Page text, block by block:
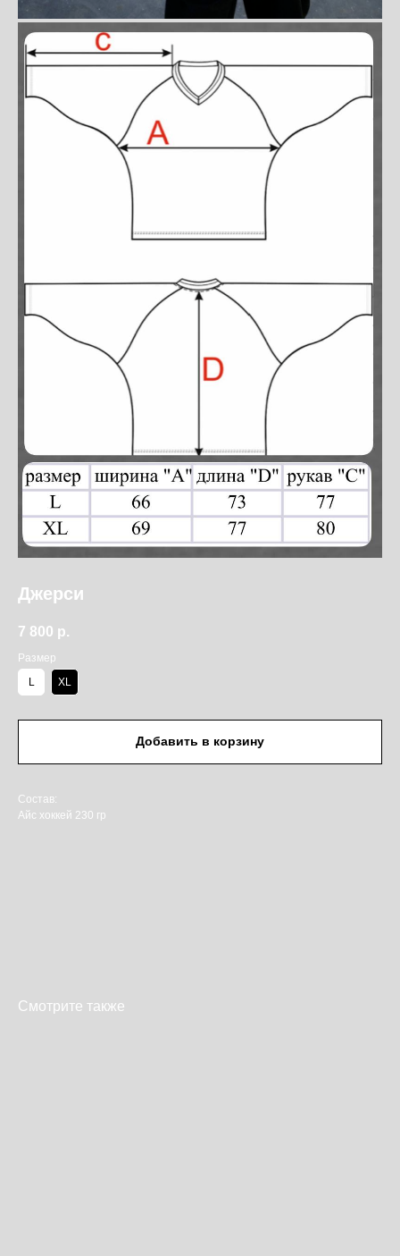
Джерси
7 800 р.
Размер
L
XL
Добавить в корзину
Состав:
Айс хоккей 230 гр
Смотрите также